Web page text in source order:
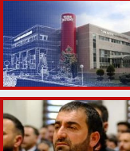
TEBRİK
TEKNOLOJİ
Turizm
VAN'DA